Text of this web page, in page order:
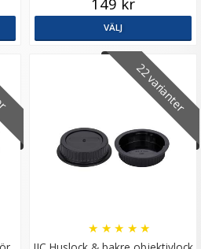
röd för kamera &
VÄLJ
22 varianter
★ ★ ★ ★ ★